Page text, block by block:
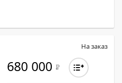
На заказ
680 000Р